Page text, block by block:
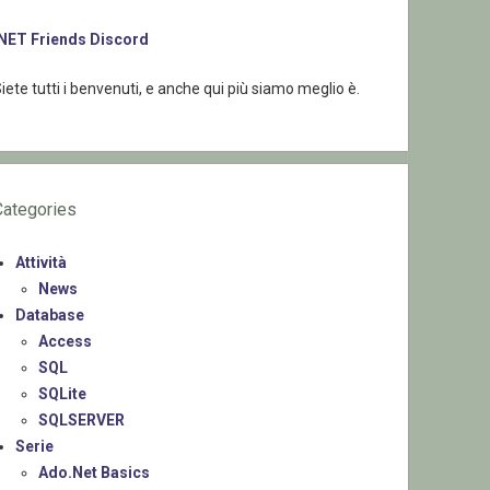
Friends Discord
tutti i benvenuti, e anche qui più siamo meglio è.
Attività
News
Database
Access
SQL
SQLite
SQLSERVER
Serie
Ado.Net Basics